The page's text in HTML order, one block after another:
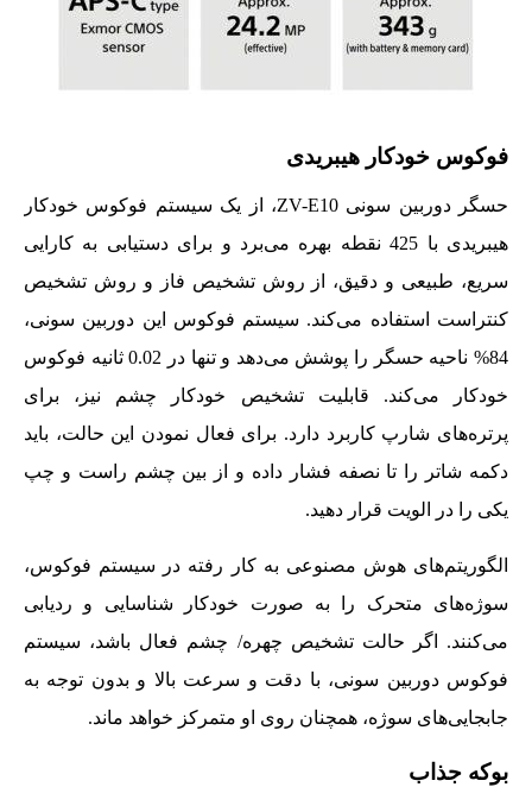
فوکوس خودکار هیبریدی
حسگر دوربین سونی ZV-E10، از یک سیستم فوکوس خودکار
هیبریدی با 425 نقطه بهره می‌برد و برای دستیابی به کارایی
سریع، طبیعی و دقیق، از روش تشخیص فاز و روش تشخیص
کنتراست استفاده می‌کند. سیستم فوکوس این دوربین سونی،
84% ناحیه حسگر را پوشش می‌دهد و تنها در 0.02 ثانیه فوکوس
خودکار می‌کند. قابلیت تشخیص خودکار چشم نیز، برای
پرتره‌های شارپ کاربرد دارد. برای فعال نمودن این حالت، باید
دکمه شاتر را تا نصفه فشار داده و از بین چشم راست و چپ
یکی را در الویت قرار دهید.
الگوریتم‌های هوش مصنوعی به کار رفته در سیستم فوکوس،
سوژه‌های متحرک را به صورت خودکار شناسایی و ردیابی
می‌کنند. اگر حالت تشخیص چهره/ چشم فعال باشد، سیستم
فوکوس دوربین سونی، با دقت و سرعت بالا و بدون توجه به
جابجایی‌های سوژه، همچنان روی او متمرکز خواهد ماند.
بوکه جذاب